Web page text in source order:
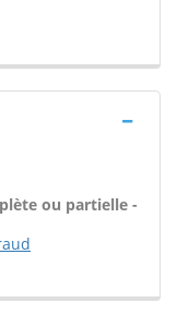
ou partielle -